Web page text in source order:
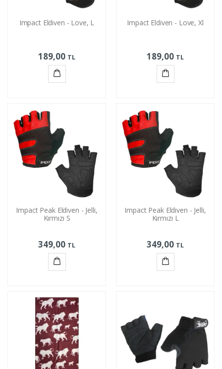
Impact Eldiven - Love, L
189,00 TL
Impact Eldiven - Love, Xl
189,00 TL
Impact Peak Eldiven - Jelli,
Kırmızı S
349,00 TL
Impact Peak Eldiven - Jelli,
Kırmızı L
349,00 TL